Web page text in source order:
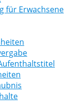
für Erwachsene